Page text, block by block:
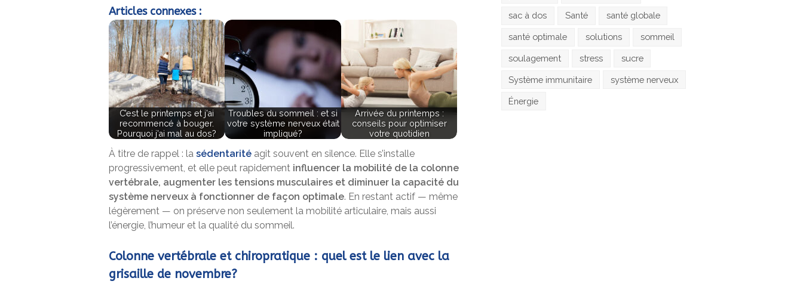
Articles connexes :
C’est le printemps et j’ai
recommencé à bouger.
Pourquoi j’ai mal au dos?
Troubles du sommeil : et si
votre système nerveux était
impliqué?
Arrivée du printemps :
conseils pour optimiser
votre quotidien
À titre de rappel : la sédentarité agit souvent en silence. Elle s’installe
progressivement, et elle peut rapidement influencer la mobilité de la colonne
vertébrale, augmenter les tensions musculaires et diminuer la capacité du
système nerveux à fonctionner de façon optimale. En restant actif — même
légèrement — on préserve non seulement la mobilité articulaire, mais aussi
l’énergie, l’humeur et la qualité du sommeil.
Colonne vertébrale et chiropratique : quel est le lien avec la
grisaille de novembre?
sac à dos Santé santé globale
santé optimale solutions sommeil
soulagement stress sucre
Système immunitaire système nerveux
Énergie